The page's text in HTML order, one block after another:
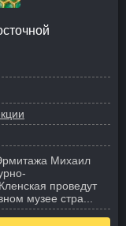
Михаил
проведут
музее стра...